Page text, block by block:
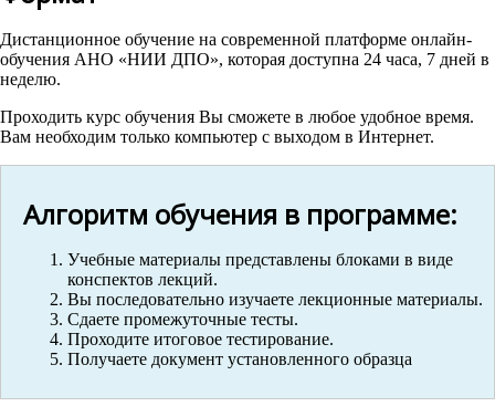
Дистанционное обучение на современной платформе онлайн-
обучения АНО «НИИ ДПО», которая доступна 24 часа, 7 дней в
неделю.
Проходить курс обучения Вы сможете в любое удобное время.
Вам необходим только компьютер с выходом в Интернет.
Алгоритм обучения в программе:
Учебные материалы представлены блоками в виде
конспектов лекций.
Вы последовательно изучаете лекционные материалы.
Сдаете промежуточные тесты.
Проходите итоговое тестирование.
Получаете документ установленного образца